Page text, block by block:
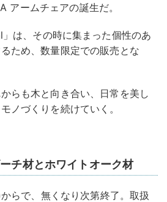
アームチェアの誕生だ。
」は、その時に集まった個性のあ
ため、数量限定での販売とな
らも木と向き合い、日常を美し
ノづくりを続けていく。
チ材とホワイトオーク材
らで、無くなり次第終了。取扱